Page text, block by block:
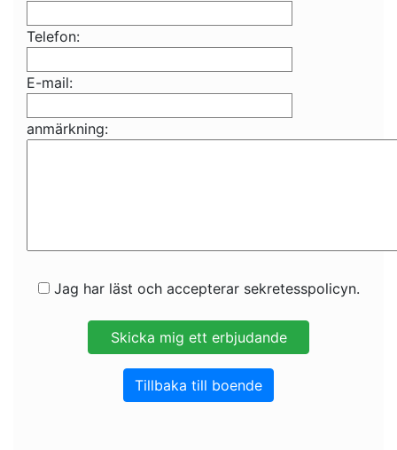
Telefon:
E-mail:
anmärkning:
Jag har läst och accepterar sekretesspolicyn.
Tillbaka till boende